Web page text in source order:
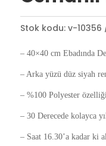
Stok kodu: v-10356
– 40×40 cm Ebadında
– Arka yüzü düz siyah
– %100 Polyester
– 30 Derecede kolayca
– Saat 16.30’a kadar ki